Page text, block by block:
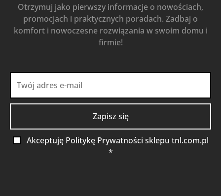
Otrzymuj jako pierwszy informacje o nowościach,
promocjach i praktycznych poradach. Zadbaj o
komfort i nowoczesne rozwiązania w swoim domu i
firmie!
Akceptuję Politykę Prywatności sklepu tnl.com.pl
*